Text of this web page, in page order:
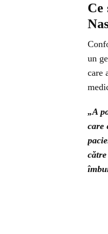
Ce
un
care
„A
care